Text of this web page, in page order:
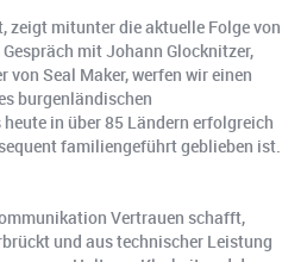
zeigt mitunter die aktuelle Folge von
mit Johann Glocknitzer,
von Seal Maker, werfen wir einen
burgenländischen
in über 85 Ländern erfolgreich
familiengeführt geblieben ist.
Vertrauen schafft,
und aus technischer Leistung